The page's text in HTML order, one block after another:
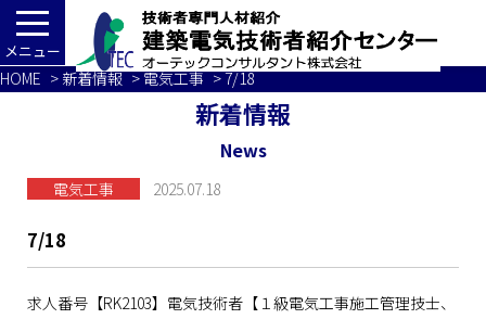
メニュー
HOME > 新着情報 >電気工事 > 7/18
新着情報
News
電気工事 2025.07.18
7/18
求人番号【RK2103】電気技術者【１級電気工事施工管理技士、